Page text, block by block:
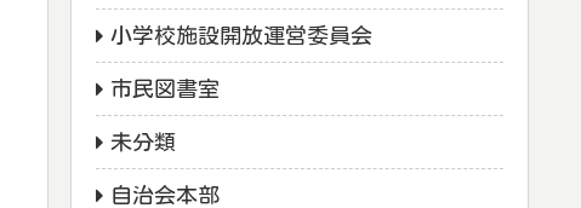
小学校施設開放運営委員会
市民図書室
未分類
自治会本部